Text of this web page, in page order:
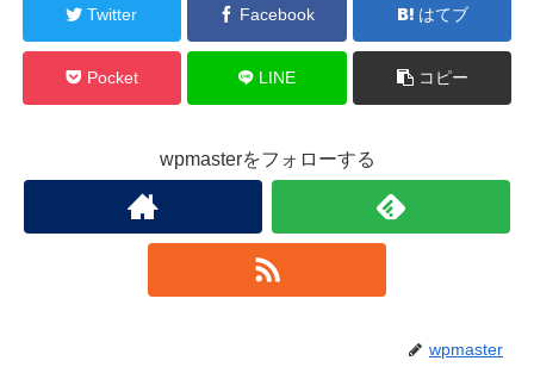
Twitter Facebook はてブ
Pocket LINE コピー
wpmasterをフォローする
wpmaster